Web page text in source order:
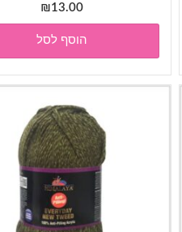
₪13.00
הוסף לסל